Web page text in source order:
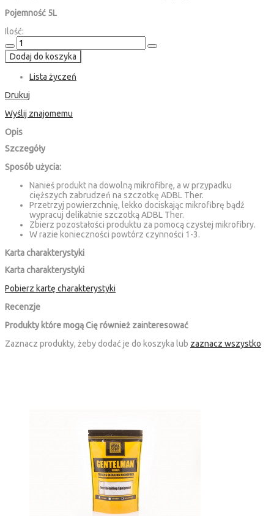
Pojemność 5L
Ilość:
Dodaj do koszyka
Lista życzeń
Drukuj
Wyślij znajomemu
Opis
Szczegóły
Sposób użycia:
Nanieś produkt na dowolną mikrofibrę, a w przypadku
cięższych zabrudzeń na szczotkę ADBL Ther.
Przetrzyj powierzchnię, lekko dociskając mikrofibrę bądź
wypracuj delikatnie szczotką ADBL Ther.
Zbierz pozostałości produktu za pomocą czystej mikrofibry.
W razie konieczności powtórz czynności 1-3.
Karta charakterystyki
Karta charakterystyki
Pobierz kartę charakterystyki
Recenzje
Produkty które mogą Cię również zainteresować
Zaznacz produkty, żeby dodać je do koszyka lub zaznacz wszystko